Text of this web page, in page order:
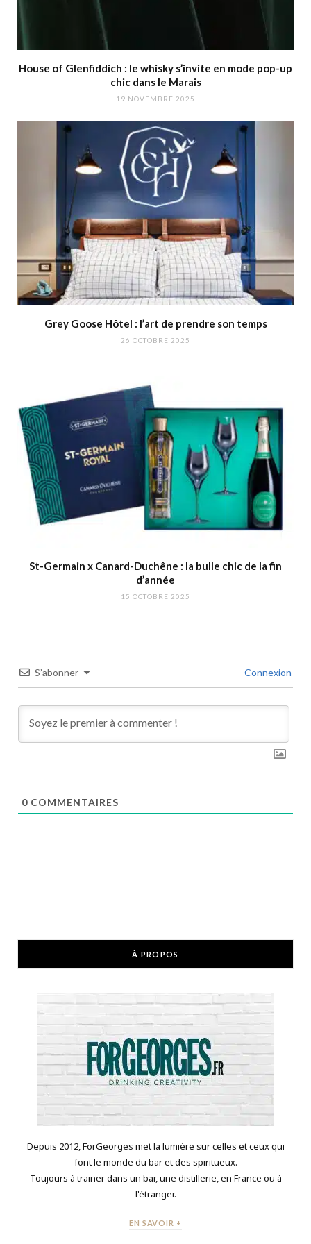
House of Glenfiddich : le whisky s’invite en mode pop-up
chic dans le Marais
19 NOVEMBRE 2025
Grey Goose Hôtel : l’art de prendre son temps
26 OCTOBRE 2025
St-Germain x Canard-Duchêne : la bulle chic de la fin
d’année
15 OCTOBRE 2025
S’abonner Connexion
0 COMMENTAIRES
À PROPOS
Depuis 2012, ForGeorges met la lumière sur celles et ceux qui
font le monde du bar et des spiritueux.
Toujours à trainer dans un bar, une distillerie, en France ou à
l'étranger.
EN SAVOIR +